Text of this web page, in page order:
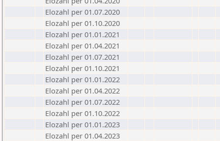
Elozahl per 01.07.2020
Elozahl per 01.10.2020
Elozahl per 01.01.2021
Elozahl per 01.04.2021
Elozahl per 01.07.2021
Elozahl per 01.10.2021
Elozahl per 01.01.2022
Elozahl per 01.04.2022
Elozahl per 01.07.2022
Elozahl per 01.10.2022
Elozahl per 01.01.2023
Elozahl per 01.04.2023